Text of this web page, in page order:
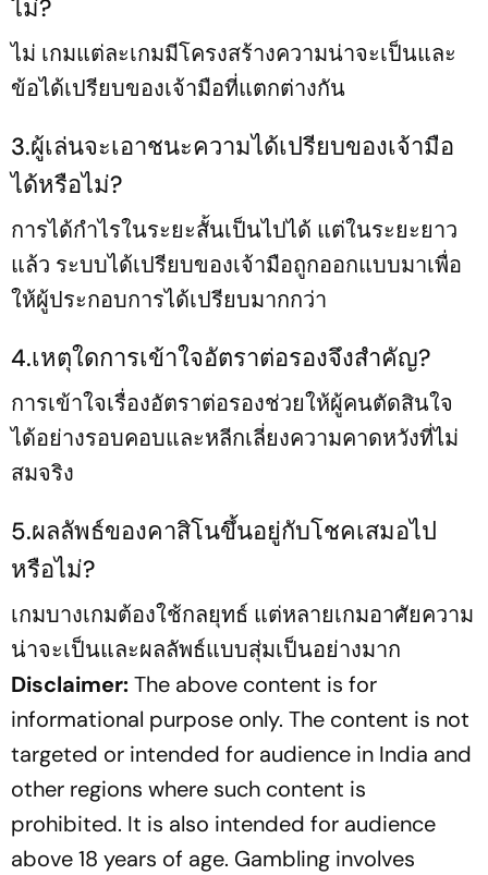
ไม่?
ไม่ เกมแต่ละเกมมีโครงสร้างความน่าจะเป็นและ
ข้อได้เปรียบของเจ้ามือที่แตกต่างกัน
3.ผู้เล่นจะเอาชนะความได้เปรียบของเจ้ามือ
ได้หรือไม่?
การได้กำไรในระยะสั้นเป็นไปได้ แต่ในระยะยาว
แล้ว ระบบได้เปรียบของเจ้ามือถูกออกแบบมาเพื่อ
ให้ผู้ประกอบการได้เปรียบมากกว่า
4.เหตุใดการเข้าใจอัตราต่อรองจึงสำคัญ?
การเข้าใจเรื่องอัตราต่อรองช่วยให้ผู้คนตัดสินใจ
ได้อย่างรอบคอบและหลีกเลี่ยงความคาดหวังที่ไม่
สมจริง
5.ผลลัพธ์ของคาสิโนขึ้นอยู่กับโชคเสมอไป
หรือไม่?
เกมบางเกมต้องใช้กลยุทธ์ แต่หลายเกมอาศัยความ
น่าจะเป็นและผลลัพธ์แบบสุ่มเป็นอย่างมาก
Disclaimer:The above content is for
informational purpose only. The content is not
targeted or intended for audience in India and
other regions where such content is
prohibited. It is also intended for audience
above 18 years of age. Gambling involves